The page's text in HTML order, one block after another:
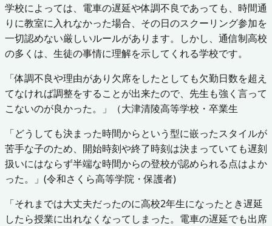
学校によっては、電車の遅延や体調不良であっても、時間通
りに教室に入れなかった場合、その日のスクーリング参加を
一切認めない厳しいルールがあります。しかし、通信制高校
の多くは、生徒の事情に理解を示してくれる学校です。
「体調不良や理由があり欠席をしたとしても欠勤日数を超え
てなければ調整をすることが出来たので、先生も強く言って
こないのが良かった。」（大津清陵高等学校・卒業生
「どうしても決まった時間からという型に嵌ったスタイルが
苦手な子のため、開始時刻や終了時刻は決まっていても遅刻
扱いにはならず半端な時間からの登校が認められる点はよか
った。」(令和さくら高等学院・保護者)
「それまでは大丈夫だったのに高校2年生になったとき遅延
したら授業に出れなくなってしまった。電車の遅延でも出席